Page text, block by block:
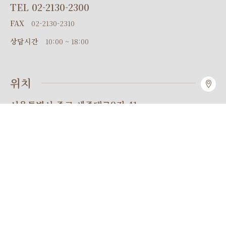
TEL 02-2130-2300
FAX
02-2130-2310
상담시간
10:00 ~ 18:00
위치
서울특별시 중구 세종대로9길 41